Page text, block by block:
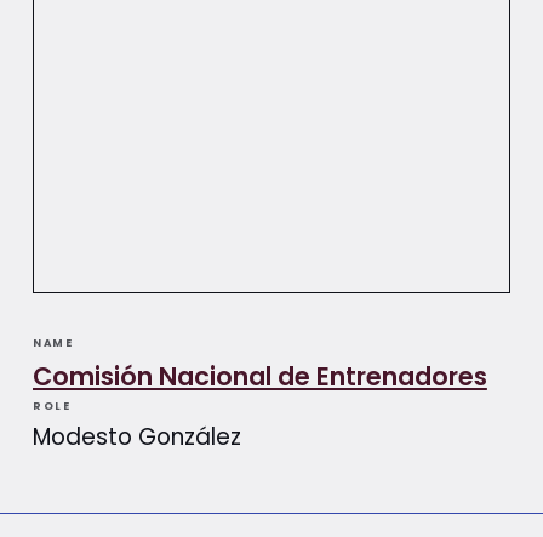
NAME
Comisión Nacional de Entrenadores
ROLE
Modesto González